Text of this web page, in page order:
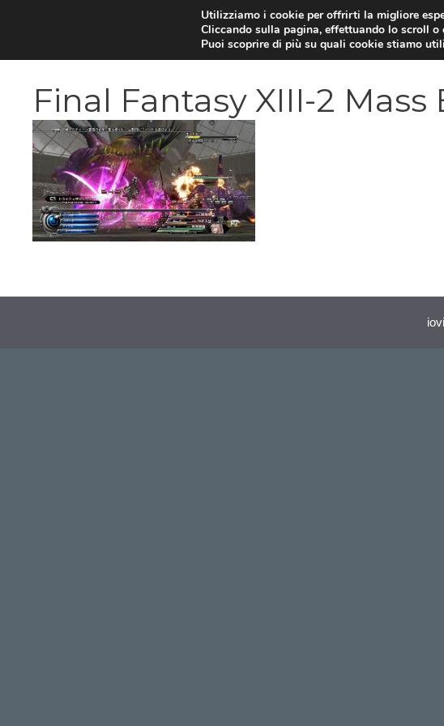
Final Fantasy XIII-2 Mass
Utilizziamo i cookie per offrirti la migliore
Cliccando sulla pagina, effettuando lo scroll
Puoi scoprire di più su quali cookie stiamo